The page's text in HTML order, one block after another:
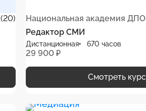
(20)
Национальная академия ДПО
Редактор СМИ
Дистанционная 670 часов
29 900 ₽
Смотреть курс